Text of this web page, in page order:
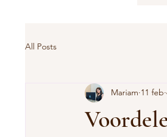
All Posts
Mariam 11 feb